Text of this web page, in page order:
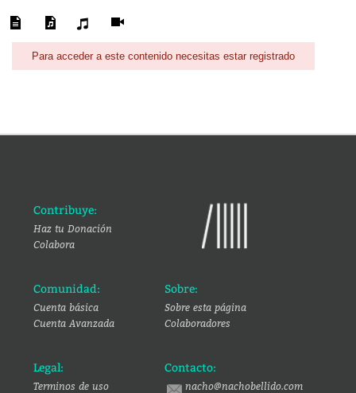
Para acceder a este contenido necesitas estar registrado
Contribuye:
Haz tu Donación
Colabora
Comunidad:
Cuenta básica
Cuenta Avanzada
Sobre:
Sobre esta página
Colaboradores
Legal:
Terminos de uso
Contacto:
nacho@nachobellido.com